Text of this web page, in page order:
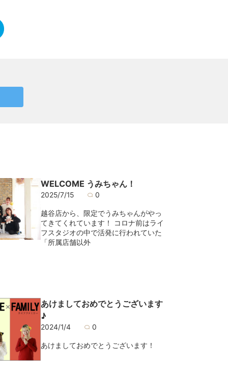
WELCOME うみちゃん！
2025/7/15 0
越谷店から、限定でうみちゃんがやっ
てきてくれています！ コロナ前はライ
フスタジオの中で活発に行われていた
「所属店舗以外
あけましておめでとうございます
♪
2024/1/4 0
あけましておめでとうございます！